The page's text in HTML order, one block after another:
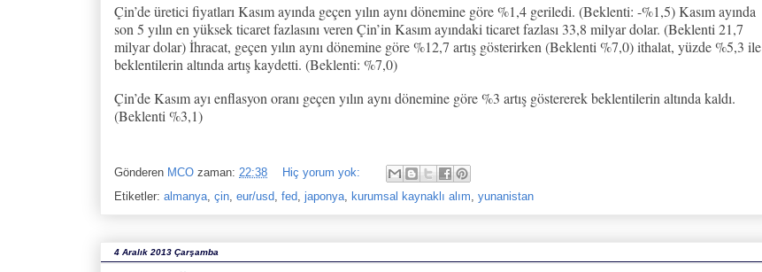
Çin’de üretici fiyatları Kasım ayında geçen yılın aynı dönemine göre %1,4 geriledi. (Beklenti: -%1,5) Kasım ayında
son 5 yılın en yüksek ticaret fazlasını veren Çin’in Kasım ayındaki ticaret fazlası 33,8 milyar dolar. (Beklenti 21,7
milyar dolar) İhracat, geçen yılın aynı dönemine göre %12,7 artış gösterirken (Beklenti %7,0) ithalat, yüzde %5,3 ile
beklentilerin altında artış kaydetti. (Beklenti: %7,0)
Çin’de Kasım ayı enflasyon oranı geçen yılın aynı dönemine göre %3 artış göstererek beklentilerin altında kaldı.
(Beklenti %3,1)
Gönderen MCO zaman: 22:38
Hiç yorum yok:
Etiketler: almanya çin eur/usd fed japonya kurumsal kaynaklı alım yunanistan
4 Aralık 2013 Çarşamba